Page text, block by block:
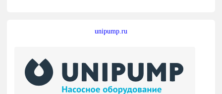
unipump.ru